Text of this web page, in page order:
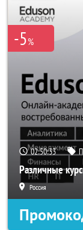
-5%
02:50:33
Различные
Россия